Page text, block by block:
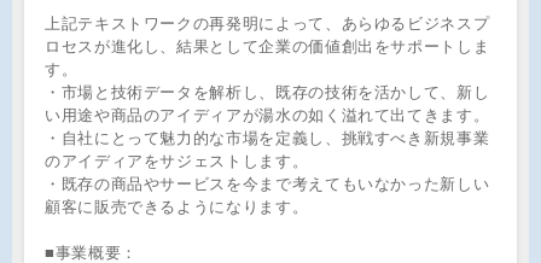
上記テキストワークの再発明によって、あらゆるビジネスプ
ロセスが進化し、結果として企業の価値創出をサポートしま
す。
・市場と技術データを解析し、既存の技術を活かして、新し
い用途や商品のアイディアが湯水の如く溢れて出てきます。
・自社にとって魅力的な市場を定義し、挑戦すべき新規事業
のアイディアをサジェストします。
・既存の商品やサービスを今まで考えてもいなかった新しい
顧客に販売できるようになります。
■事業概要：